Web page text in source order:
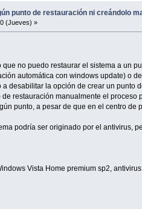
punto de restauración ni creándolo
(Jueves) »
no puedo restaurar el sistema a un
automática con windows update) o
desabilitar la opción de crear un punto
restauración manualmente el
punto, a pesar de que en el centro
podría ser originado por el antivirus,
Vista Home premium sp2,